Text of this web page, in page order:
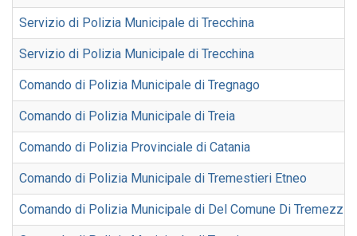
Servizio di Polizia Municipale di Trecchina
Servizio di Polizia Municipale di Trecchina
Comando di Polizia Municipale di Tregnago
Comando di Polizia Municipale di Treia
Comando di Polizia Provinciale di Catania
Comando di Polizia Municipale di Tremestieri Etneo
Comando di Polizia Municipale di Del Comune Di